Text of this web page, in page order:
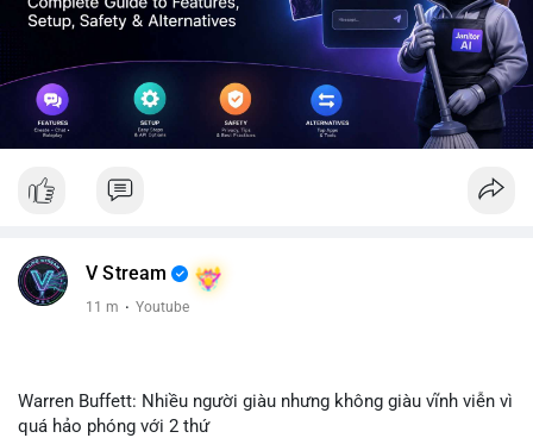
V Stream
11 m · Youtube
Warren Buffett: Nhiều người giàu nhưng không giàu vĩnh viễn vì
quá hảo phóng với 2 thứ